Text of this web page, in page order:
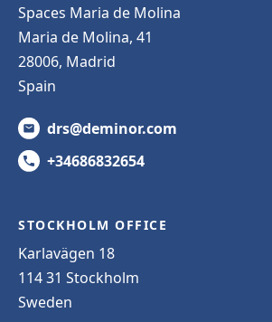
Spaces Maria de Molina
Maria de Molina, 41
28006, Madrid
Spain
drs@deminor.com
+34686832654
STOCKHOLM OFFICE
Karlavägen 18
114 31 Stockholm
Sweden